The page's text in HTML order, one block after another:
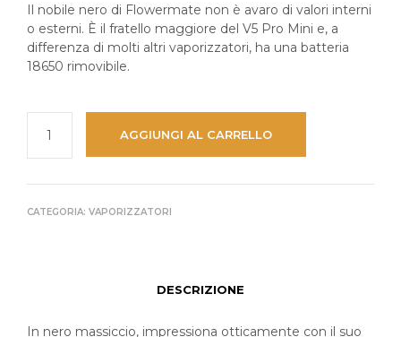
Il nobile nero di Flowermate non è avaro di valori interni
o esterni. È il fratello maggiore del V5 Pro Mini e, a
differenza di molti altri vaporizzatori, ha una batteria
18650 rimovibile.
AGGIUNGI AL CARRELLO
CATEGORIA: VAPORIZZATORI
DESCRIZIONE
In nero massiccio, impressiona otticamente con il suo